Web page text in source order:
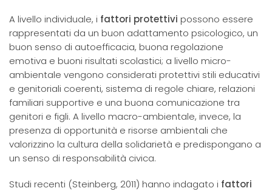
A livello individuale, i fattori protettivi possono essere
rappresentati da un buon adattamento psicologico, un
buon senso di autoefficacia, buona regolazione
emotiva e buoni risultati scolastici; a livello micro-
ambientale vengono considerati protettivi stili educativi
e genitoriali coerenti, sistema di regole chiare, relazioni
familiari supportive e una buona comunicazione tra
genitori e figli. A livello macro-ambientale, invece, la
presenza di opportunità e risorse ambientali che
valorizzino la cultura della solidarietà e predispongano a
un senso di responsabilità civica.
Studi recenti (Steinberg, 2011) hanno indagato i fattori